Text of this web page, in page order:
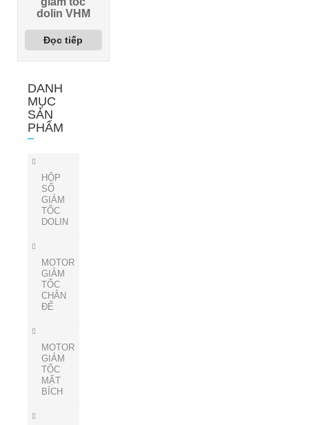
dolin VHM
Đọc tiếp
DANH
MỤC
SẢN
PHẨM
HỘP
SỐ
GIẢM
TỐC
DOLIN
MOTOR
GIẢM
TỐC
CHÂN
ĐẾ
MOTOR
GIẢM
TỐC
MẶT
BÍCH